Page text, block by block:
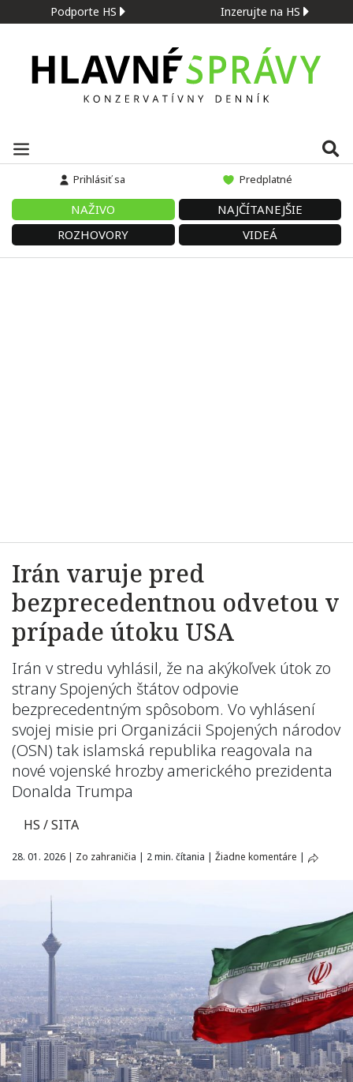
Podporte HS Inzerujte na HS
Prihlásiť sa Predplatné
NAŽIVO
NAJČÍTANEJŠIE
ROZHOVORY
VIDEÁ
Irán varuje pred
bezprecedentnou odvetou v
prípade útoku USA
Irán v stredu vyhlásil, že na akýkoľvek útok zo
strany Spojených štátov odpovie
bezprecedentným spôsobom. Vo vyhlásení
svojej misie pri Organizácii Spojených národov
(OSN) tak islamská republika reagovala na
nové vojenské hrozby amerického prezidenta
Donalda Trumpa
HS / SITA
28. 01. 2026 | Zo zahraničia | 2 min. čítania | Žiadne komentáre |